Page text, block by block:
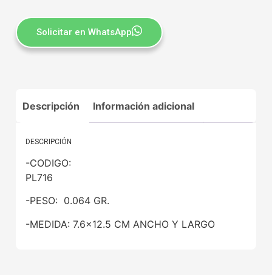
Solicitar en WhatsApp
Descripción Información adicional
DESCRIPCIÓN
-CODIGO:
PL716
-PESO: 0.064 GR.
-MEDIDA: 7.6×12.5 CM ANCHO Y LARGO